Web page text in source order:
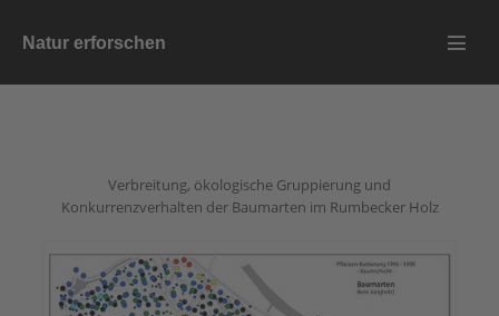
InhaltNatur erforschen
Verbreitung, ökologische Gruppierung und
Konkurrenzverhalten der Baumarten im Rumbecker Holz